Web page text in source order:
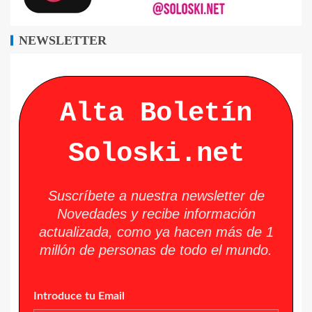
NEWSLETTER
Alta Boletín
Soloski.net
Suscríbete a nuestra newsletter de
Novedades y recibe información
actualizada, como ya hacen más de 1
millón de personas de todo el mundo.
Introduce tu Email